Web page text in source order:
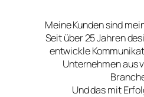
Meine Kunden sind
Seit über 25 Jahren
entwickle
Unternehmen aus
Und das mit